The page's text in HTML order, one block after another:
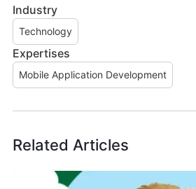
Industry
Technology
Expertises
Mobile Application Development
Related Articles